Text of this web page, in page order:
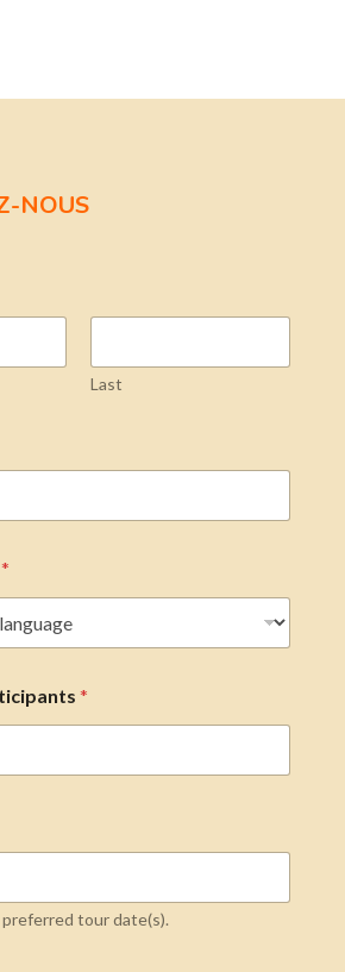
NOUS
Last
*
*
tour date(s).